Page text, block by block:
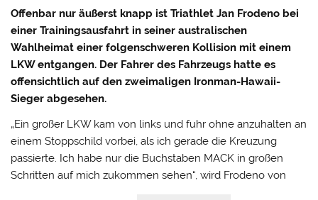
Offenbar nur äußerst knapp ist Triathlet Jan Frodeno bei
einer Trainingsausfahrt in seiner australischen
Wahlheimat einer folgenschweren Kollision mit einem
LKW entgangen. Der Fahrer des Fahrzeugs hatte es
offensichtlich auf den zweimaligen Ironman-Hawaii-
Sieger abgesehen.
„Ein großer LKW kam von links und fuhr ohne anzuhalten an
einem Stoppschild vorbei, als ich gerade die Kreuzung
passierte. Ich habe nur die Buchstaben MACK in großen
Schritten auf mich zukommen sehen“, wird Frodeno von